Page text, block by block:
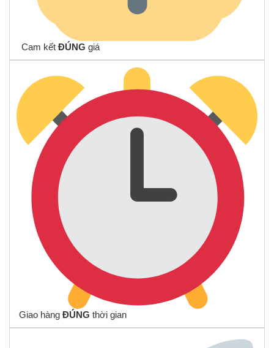
Cam kết ĐÚNG giá
Giao hàng ĐÚNG thời gian